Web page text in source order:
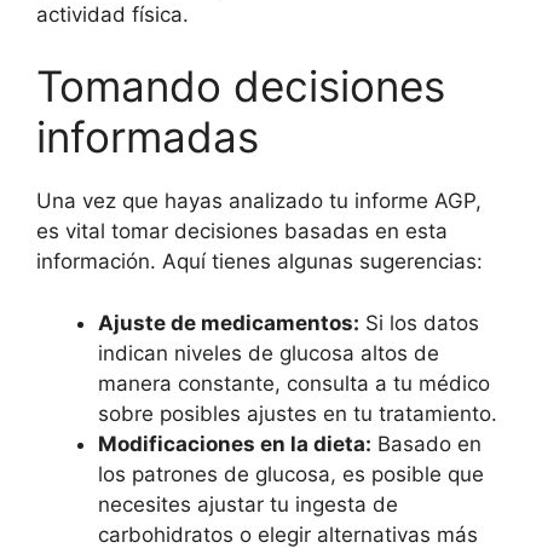
actividad física.
Tomando decisiones
informadas
Una vez que hayas analizado tu informe AGP,
es vital tomar decisiones basadas en esta
información. Aquí tienes algunas sugerencias:
Ajuste de medicamentos: Si los datos
indican niveles de glucosa altos de
manera constante, consulta a tu médico
sobre posibles ajustes en tu tratamiento.
Modificaciones en la dieta: Basado en
los patrones de glucosa, es posible que
necesites ajustar tu ingesta de
carbohidratos o elegir alternativas más